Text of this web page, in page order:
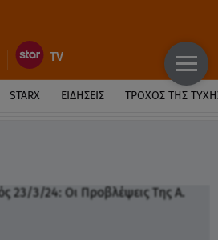
STARX ΕΙΔΉΣΕΙΣ ΤΡΟΧΌΣ ΤΗΣ